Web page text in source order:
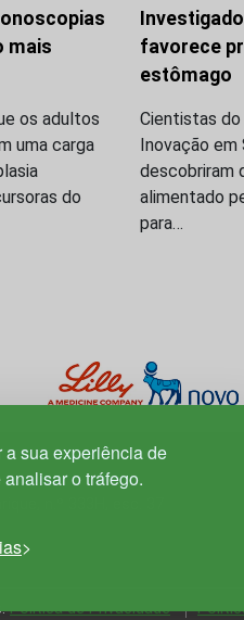
sua experiência de
o tráfego.
mais
os adultos
uma carga
do
favorece
estômago
Cientistas
Inovação em
descobriram
alimentado
para…
Política de Privacidade